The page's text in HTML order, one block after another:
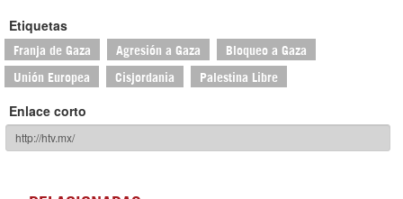
Etiquetas
Franja de Gaza Agresión a Gaza Bloqueo a Gaza
Unión Europea Cisjordania Palestina Libre
Enlace corto